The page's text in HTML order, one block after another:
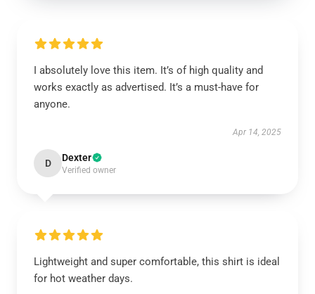
I absolutely love this item. It’s of high quality and
works exactly as advertised. It’s a must-have for
anyone.
Apr 14, 2025
D Dexter
Verified owner
Lightweight and super comfortable, this shirt is ideal
for hot weather days.